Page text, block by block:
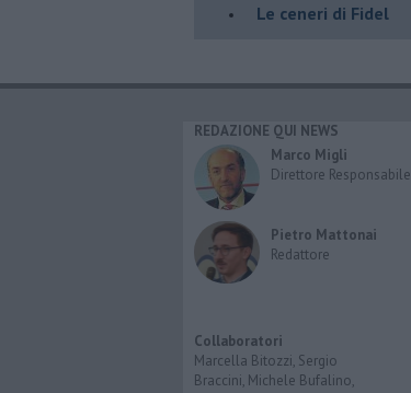
Le ceneri di Fidel
REDAZIONE QUI NEWS
Marco Migli
Direttore Responsabile
Pietro Mattonai
Redattore
Collaboratori
Marcella Bitozzi, Sergio
Braccini, Michele Bufalino,